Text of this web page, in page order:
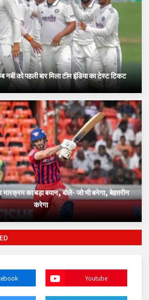
नबी को पहली बार मिला टीम इंडिया का टेस्ट टिकट
मारक्रम का बड़ा बयान, बोले- जो भी बनेगा, बेहतरीन
करेगा
Youtube